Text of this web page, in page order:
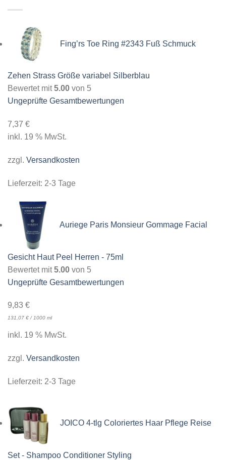
Fing’rs Toe Ring #2343 Fuß Schmuck
Zehen Strass Größe variabel Silberblau
Bewertet mit5.00 von 5
Ungeprüfte Gesamtbewertungen
7,37 €
inkl. 19 % MwSt.
zzgl. Versandkosten
Lieferzeit: 2-3 Tage
Auriege Paris Monsieur Gommage Facial
Gesicht Haut Peel Herren - 75ml
Bewertet mit5.00 von 5
Ungeprüfte Gesamtbewertungen
9,83 €
131,07 €/1000 ml
inkl. 19 % MwSt.
zzgl. Versandkosten
Lieferzeit: 2-3 Tage
JOICO 4-tlg Coloriertes Haar Pflege Reise
Set - Shampoo Conditioner Styling